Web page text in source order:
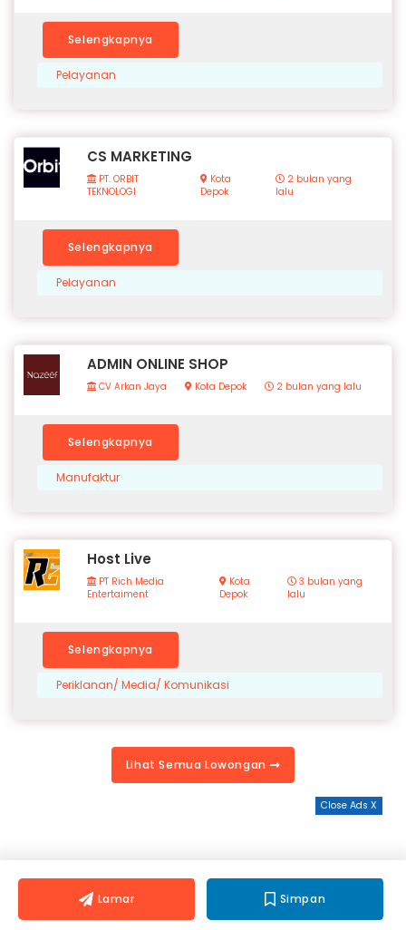
Selengkapnya
Pelayanan
CS MARKETING
PT. ORBIT
TEKNOLOGI
Kota
Depok
2 bulan yang
lalu
Selengkapnya
Pelayanan
ADMIN ONLINE SHOP
CV Arkan Jaya Kota Depok 2 bulan yang lalu
Selengkapnya
Manufaktur
Host Live
PT Rich Media
Entertaiment
Kota
Depok
3 bulan yang
lalu
Selengkapnya
Periklanan/ Media/ Komunikasi
Lihat Semua Lowongan
Close Ads X
Lamar Simpan